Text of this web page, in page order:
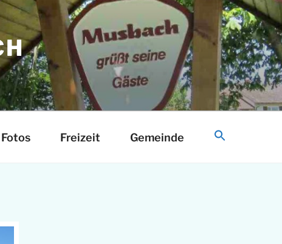
Fotos Freizeit Gemeinde